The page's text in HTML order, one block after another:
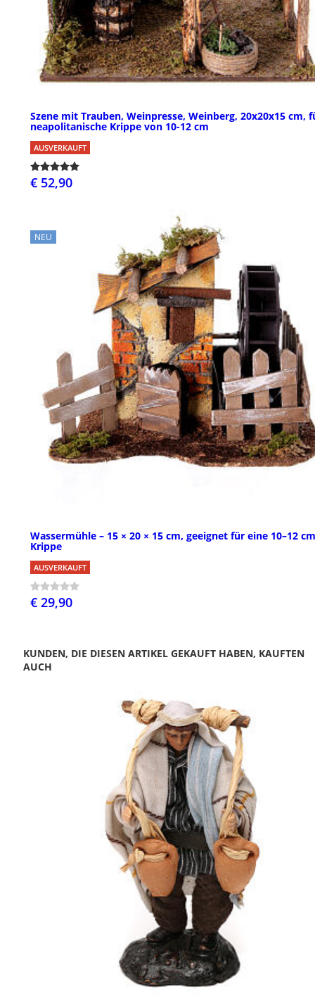
Szene mit Trauben, Weinpresse, Weinberg, 20x20x15 cm,
neapolitanische Krippe von 10-12 cm
AUSVERKAUFT
€ 52,90
NEU
Wassermühle – 15 × 20 × 15 cm, geeignet für eine 10–12 cm
Krippe
AUSVERKAUFT
€ 29,90
KUNDEN, DIE DIESEN ARTIKEL GEKAUFT HABEN, KAUFTEN
AUCH